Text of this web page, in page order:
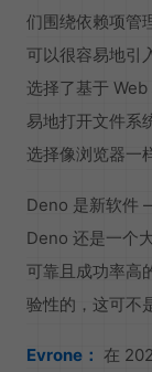
们围绕依赖项管
可以很容易地引
选择了基于
易地打开文件系
选择像浏览器一
Deno 是新软件
Deno 还是一个
可靠且成功率高
验性的，这可不
Evrone： 在